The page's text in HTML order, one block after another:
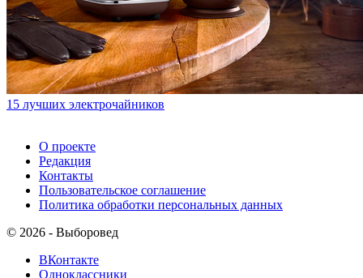
15 лучших электрочайников
О проекте
Редакция
Контакты
Пользовательское соглашение
Политика обработки персональных данных
© 2026 - Выборовед
ВКонтакте
Одноклассники